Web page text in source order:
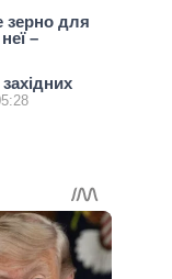
зерно для
–